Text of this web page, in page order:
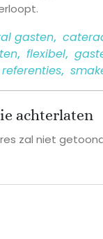
gasten,
, flexibel,
referenties,
achterlaten
zal niet